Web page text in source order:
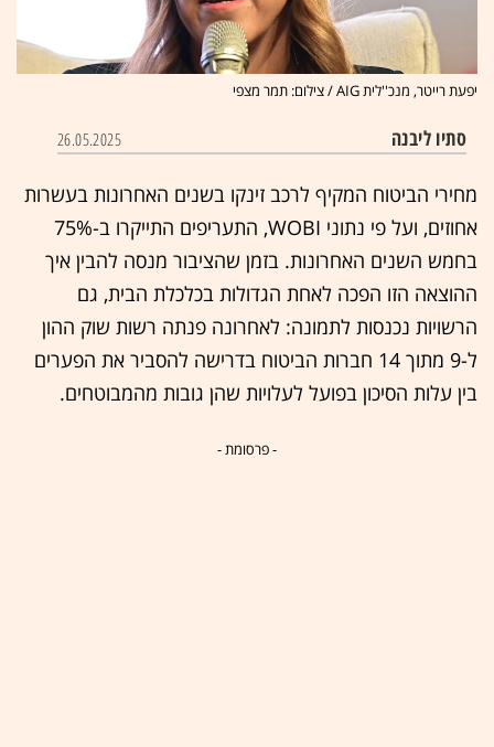
יפעת רייטר, מנכ''לית AIG / צילום: תמר מצפי
סתיו ליבנה 26.05.2025
מחירי הביטוח המקיף לרכב זינקו בשנים האחרונות בעשרות
אחוזים, ועל פי נתוני WOBI, התעריפים התייקרו ב-75%
בחמש השנים האחרונות. בזמן שהציבור מנסה להבין איך
ההוצאה הזו הפכה לאחת הגדולות בכלכלת הבית, גם
הרשויות נכנסות לתמונה: לאחרונה פנתה רשות שוק ההון
ל-9 מתוך 14 חברות הביטוח בדרישה להסביר את הפערים
בין עלות הסיכון בפועל לעלויות שהן גובות מהמבוטחים.
- פרסומת -